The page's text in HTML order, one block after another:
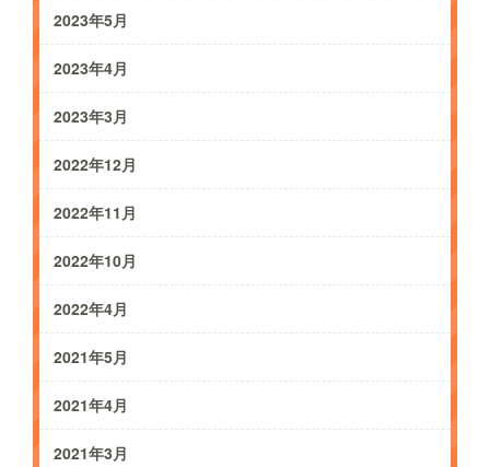
2023年5月
2023年4月
2023年3月
2022年12月
2022年11月
2022年10月
2022年4月
2021年5月
2021年4月
2021年3月